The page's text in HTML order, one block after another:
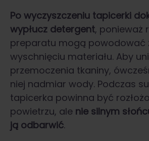
Po wyczyszczeniu tapicerki
wypłucz detergent, ponieważ
preparatu mogą powodować
wyschnięciu materiału. Aby
przemoczenia tkaniny,
niej nadmiar wody. Podczas
tapicerka powinna być
powietrzu, ale nie silnym
ją odbarwić.